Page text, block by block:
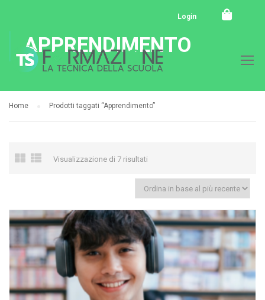
Login
APPRENDIMENTO
Home Prodotti taggati “Apprendimento”
Visualizzazione di 7 risultati